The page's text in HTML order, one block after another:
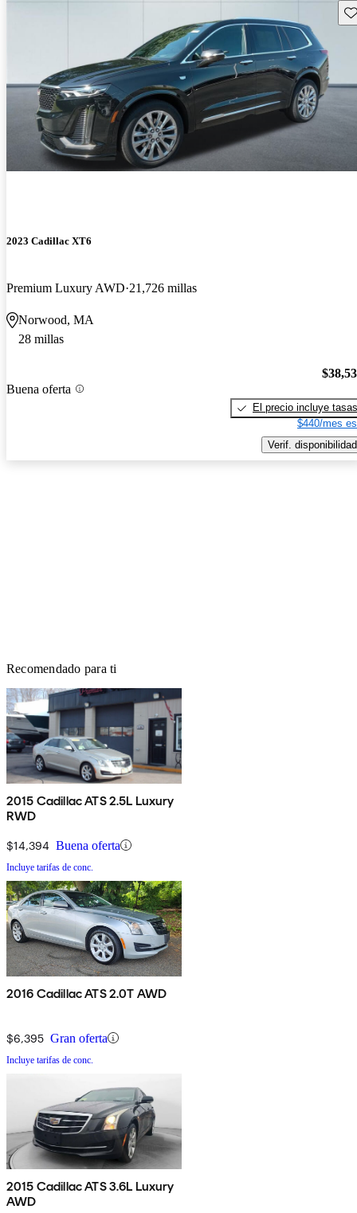
2023 Cadillac XT6
Premium Luxury AWD 21,726 millas
Norwood, MA
28 millas
Buena oferta
El precio incluye tasas
$440/mes
Verif. disponibilidad
Recomendado para ti
2015 Cadillac ATS 2.5L Luxury
RWD
$14,394 Buena oferta
Incluye tarifas de conc.
2016 Cadillac ATS 2.0T AWD
$6,395 Gran oferta
Incluye tarifas de conc.
2015 Cadillac ATS 3.6L Luxury
AWD